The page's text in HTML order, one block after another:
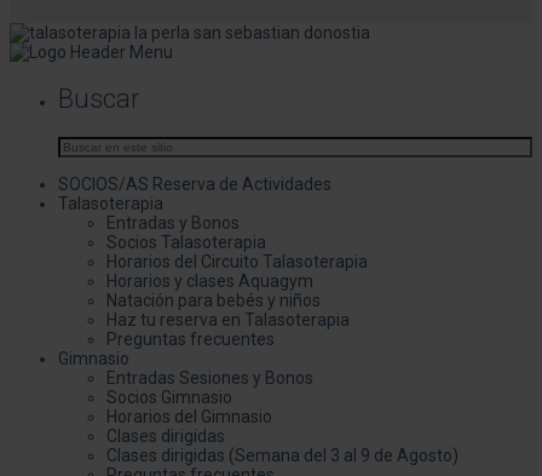
Buscar
SOCIOS/AS Reserva de Actividades
Talasoterapia
Entradas y Bonos
Socios Talasoterapia
Horarios del Circuito Talasoterapia
Horarios y clases Aquagym
Natación para bebés y niños
Haz tu reserva en Talasoterapia
Preguntas frecuentes
Gimnasio
Entradas Sesiones y Bonos
Socios Gimnasio
Horarios del Gimnasio
Clases dirigidas
Clases dirigidas (Semana del 3 al 9 de Agosto)